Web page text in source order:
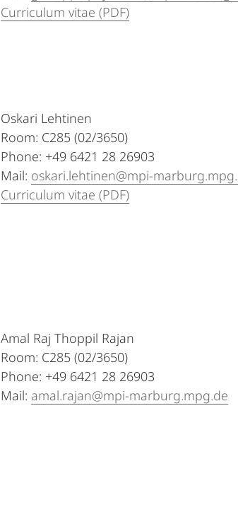
Curriculum vitae (PDF)
Oskari Lehtinen
Room: C285 (02/3650)
Phone: +49 6421 28 26903
Mail: oskari.lehtinen@mpi-
Curriculum vitae (PDF)
Amal Raj Thoppil Rajan
Room: C285 (02/3650)
Phone: +49 6421 28 26903
Mail: amal.rajan@mpi-marburg.mpg.de